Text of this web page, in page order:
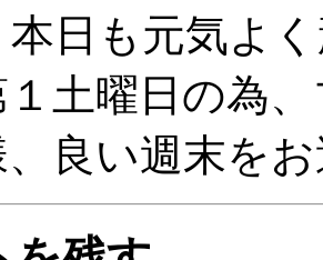
日も元気よ
土曜日の為
良い週末を